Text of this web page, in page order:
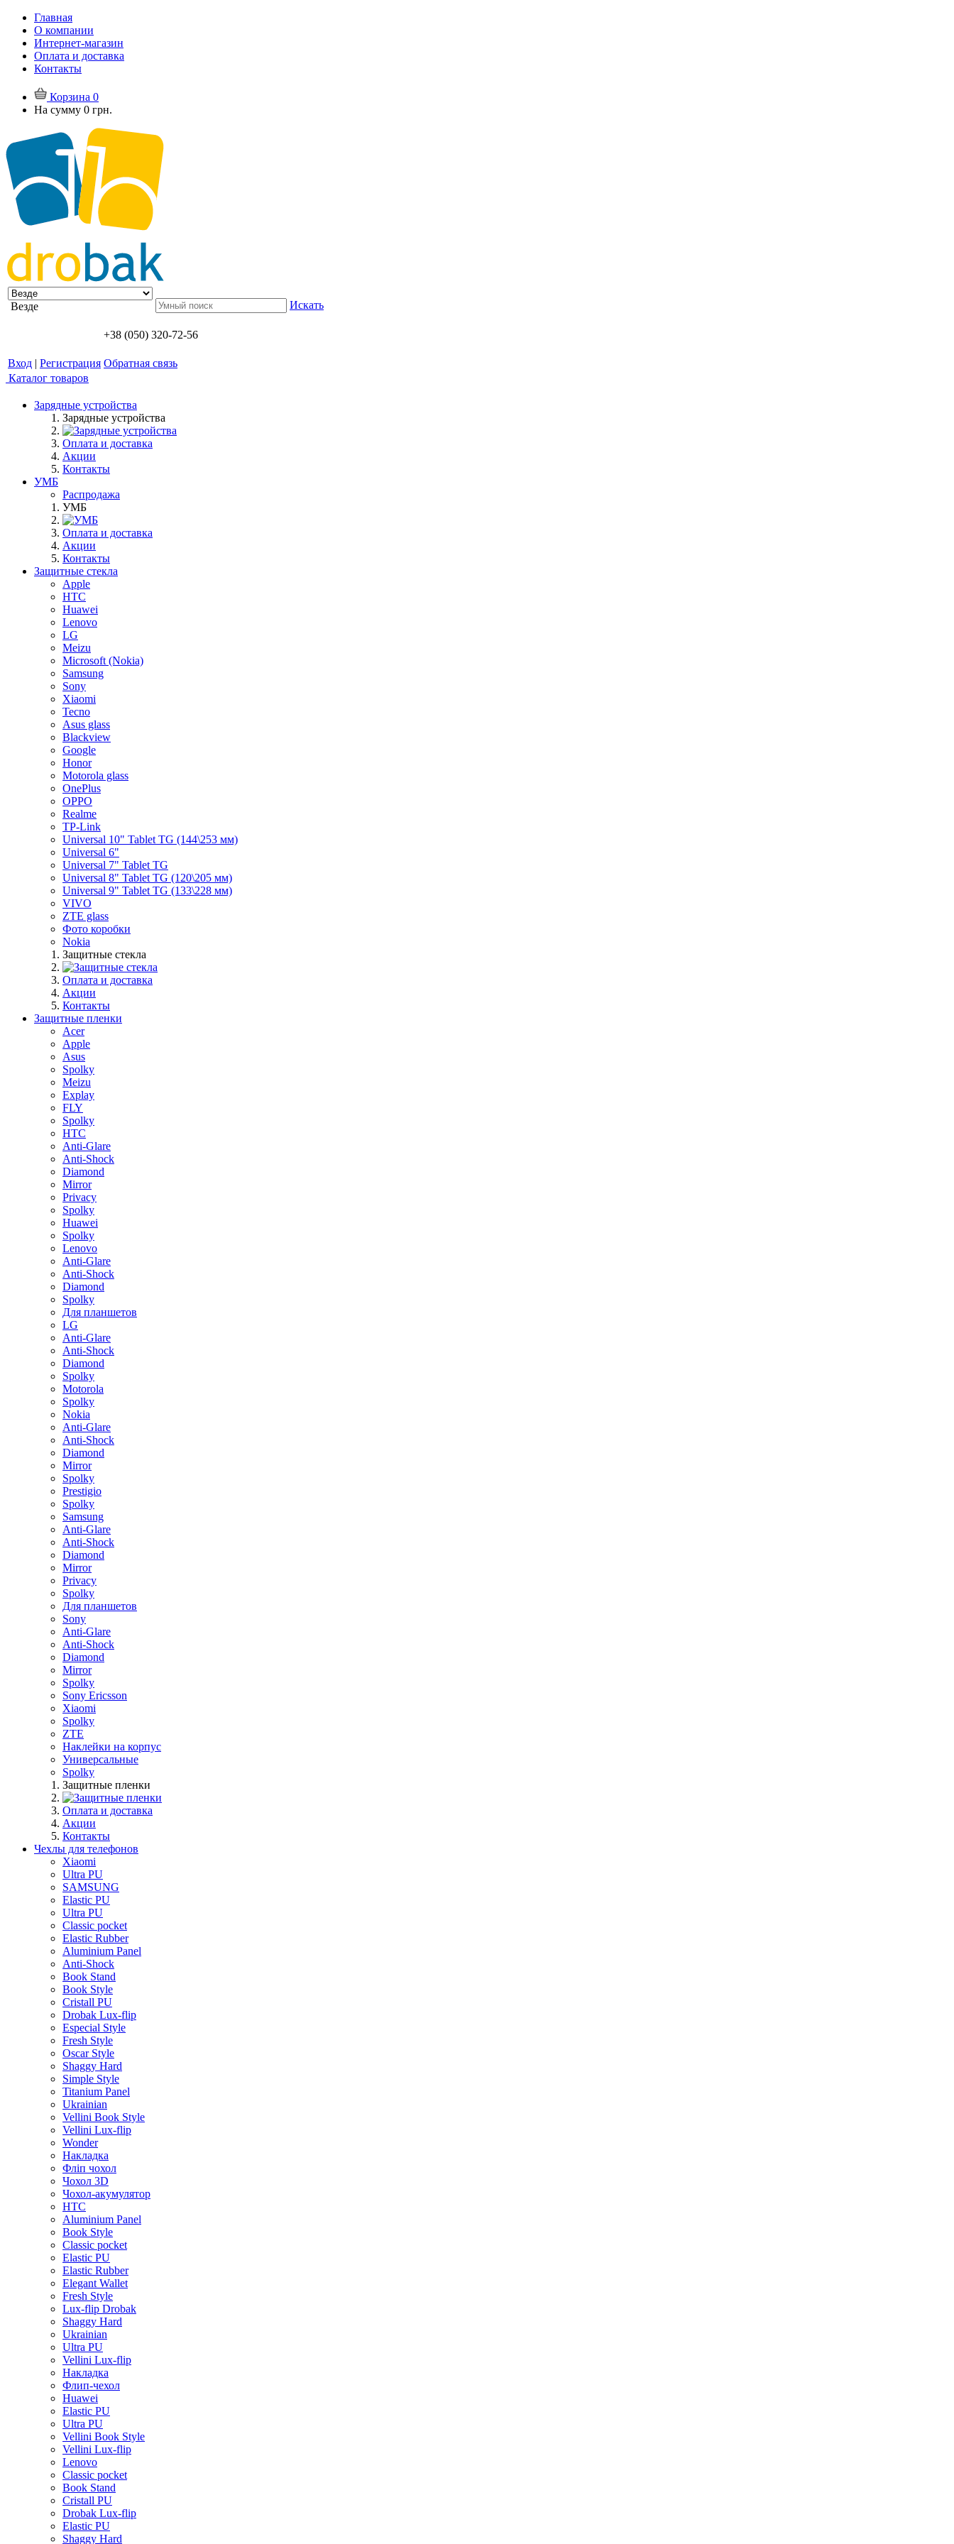
Главная
О компании
Интернет-магазин
Оплата и доставка
Контакты
Корзина 0
На сумму 0 грн.
Везде Искать
+38 (050) 320-72-56
Вход | Регистрация Обратная связь
Каталог товаров
Зарядные устройства
Зарядные устройства
Оплата и доставка
Акции
Контакты
УМБ
Распродажа
УМБ
Оплата и доставка
Акции
Контакты
Защитные стекла
Apple
HTC
Huawei
Lenovo
LG
Meizu
Microsoft (Nokia)
Samsung
Sony
Xiaomi
Tecno
Asus glass
Blackview
Google
Honor
Motorola glass
OnePlus
OPPO
Realme
TP-Link
Universal 10" Tablet TG (144\253 мм)
Universal 6"
Universal 7" Tablet TG
Universal 8" Tablet TG (120\205 мм)
Universal 9" Tablet TG (133\228 мм)
VIVO
ZTE glass
Фото коробки
Nokia
Защитные стекла
Оплата и доставка
Акции
Контакты
Защитные пленки
Acer
Apple
Asus
Spolky
Meizu
Explay
FLY
Spolky
HTC
Anti-Glare
Anti-Shock
Diamond
Mirror
Privacy
Spolky
Huawei
Spolky
Lenovo
Anti-Glare
Anti-Shock
Diamond
Spolky
Для планшетов
LG
Anti-Glare
Anti-Shock
Diamond
Spolky
Motorola
Spolky
Nokia
Anti-Glare
Anti-Shock
Diamond
Mirror
Spolky
Prestigio
Spolky
Samsung
Anti-Glare
Anti-Shock
Diamond
Mirror
Privacy
Spolky
Для планшетов
Sony
Anti-Glare
Anti-Shock
Diamond
Mirror
Spolky
Sony Ericsson
Xiaomi
Spolky
ZTE
Наклейки на корпус
Универсальные
Spolky
Защитные пленки
Оплата и доставка
Акции
Контакты
Чехлы для телефонов
Xiaomi
Ultra PU
SAMSUNG
Elastic PU
Ultra PU
Classic pocket
Elastic Rubber
Aluminium Panel
Anti-Shock
Book Stand
Book Style
Cristall PU
Drobak Lux-flip
Especial Style
Fresh Style
Oscar Style
Shaggy Hard
Simple Style
Titanium Panel
Ukrainian
Vellini Book Style
Vellini Lux-flip
Wonder
Накладка
Фліп чохол
Чохол 3D
Чохол-акумулятор
HTC
Aluminium Panel
Book Style
Classic pocket
Elastic PU
Elastic Rubber
Elegant Wallet
Fresh Style
Lux-flip Drobak
Shaggy Hard
Ukrainian
Ultra PU
Vellini Lux-flip
Накладка
Флип-чехол
Huawei
Elastic PU
Ultra PU
Vellini Book Style
Vellini Lux-flip
Lenovo
Classic pocket
Book Stand
Cristall PU
Drobak Lux-flip
Elastic PU
Shaggy Hard